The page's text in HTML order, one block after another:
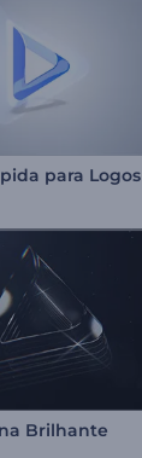
para Logos
Brilhante